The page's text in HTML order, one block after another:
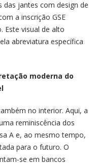
das jantes com design de
a inscrição GSE
Este visual de alto
abreviatura específica
moderna do
no interior. Aqui, a
reminiscência dos
A e, ao mesmo tempo,
para o futuro. O
se em bancos